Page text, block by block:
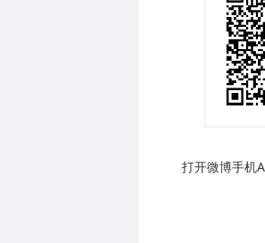
打开微博手机